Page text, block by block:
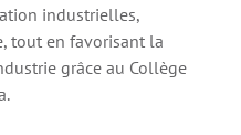
industrielles,
tout en favorisant la
grâce au Collège